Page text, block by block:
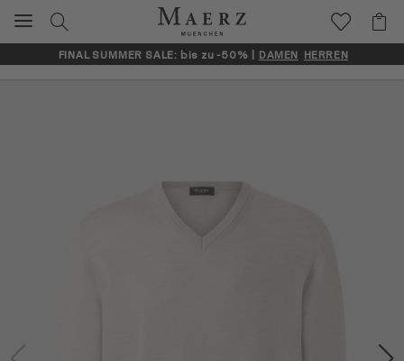
FINAL SUMMER SALE: bis zu -50% | DAMEN HERREN